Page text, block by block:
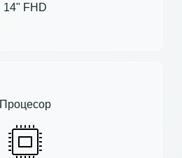
14" FHD
Процесор